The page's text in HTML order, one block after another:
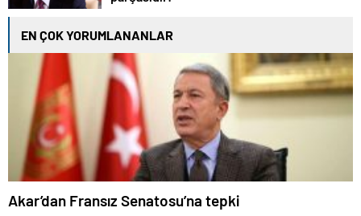
EN ÇOK YORUMLANANLAR
Akar’dan Fransız Senatosu’na tepki